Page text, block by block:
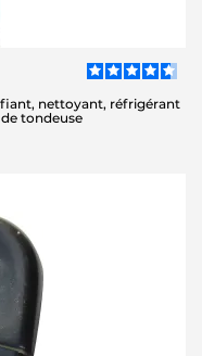
nettoyant, réfrigérant
tondeuse